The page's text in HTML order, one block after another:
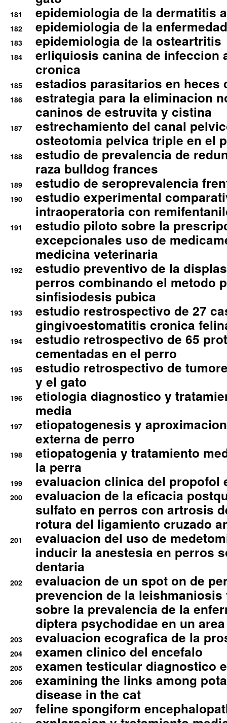
181 epidemiologia de la dermatitis
182 epidemiologia de la
183 epidemiologia de la osteartritis
184
erliquiosis canina de infeccion
cronica
185 estadios parasitarios en heces
186
estrategia para la eliminacion
caninos de estruvita y cistina
187
estrechamiento del canal
osteotomia pelvica triple en el
188
estudio de prevalencia de
raza bulldog frances
189 estudio de seroprevalencia
190
estudio experimental
intraoperatoria con
191
estudio piloto sobre la
excepcionales uso de
medicina veterinaria
192
estudio preventivo de la
perros combinando el metodo
sinfisiodesis pubica
193
estudio restrospectivo de 27
gingivoestomatitis cronica
194
estudio retrospectivo de 65
cementadas en el perro
195
estudio retrospectivo de
y el gato
196
etiologia diagnostico y
media
197
etiopatogenesis y
externa de perro
198
etiopatogenia y tratamiento
la perra
199 evaluacion clinica del propofol
200
evaluacion de la eficacia
sulfato en perros con artrosis
rotura del ligamiento cruzado
201
evaluacion del uso de
inducir la anestesia en perros
dentaria
202
evaluacion de un spot on de
prevencion de la
sobre la prevalencia de la
diptera psychodidae en un
203 evaluacion ecografica de la
204 examen clinico del encefalo
205 examen testicular diagnostico
206
examining the links among
disease in the cat
207 feline spongiform